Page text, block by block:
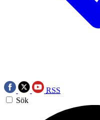
RSS
Sök